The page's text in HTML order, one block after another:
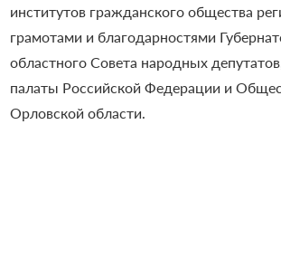
институтов гражданского общества
грамотами и благодарностями
областного Совета народных
палаты Российской Федерации и
Орловской области.